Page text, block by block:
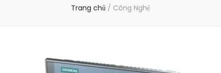
Trang chủ / Công Nghệ